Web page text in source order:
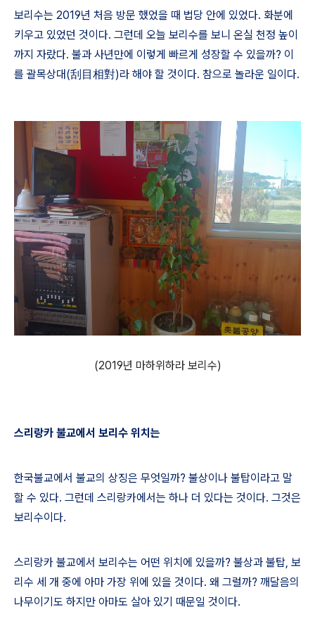
보리수는 2019년 처음 방문 했었을 때 법당 안에 있었다. 화분에
키우고 있었던 것이다. 그런데 오늘 보리수를 보니 온실 천정 높이
까지 자랐다. 불과 사년만에 이렇게 빠르게 성장할 수 있을까? 이
를 괄목상대(刮目相對)라 해야 할 것이다. 참으로 놀라운 일이다.
(2019년 마하위하라 보리수)
스리랑카 불교에서 보리수 위치는
한국불교에서 불교의 상징은 무엇일까? 불상이나 불탑이라고 말
할 수 있다. 그런데 스리랑카에서는 하나 더 있다는 것이다. 그것은
보리수이다.
스리랑카 불교에서 보리수는 어떤 위치에 있을까? 불상과 불탑, 보
리수 세 개 중에 아마 가장 위에 있을 것이다. 왜 그럴까? 깨달음의
나무이기도 하지만 아마도 살아 있기 때문일 것이다.